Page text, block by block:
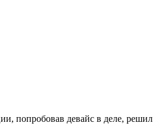
попробовав девайс в деле, решил